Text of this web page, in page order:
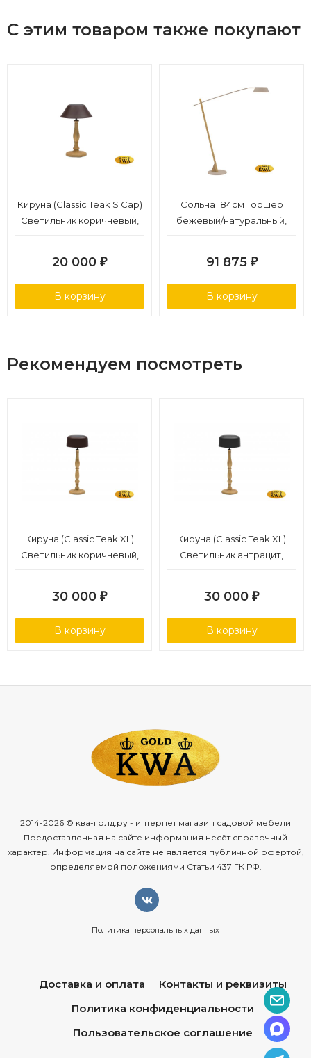
С этим товаром также покупают
Кируна (Classic Teak S Cap)
Светильник коричневый,
20 000 ₽
В корзину
Сольна 184см Торшер
бежевый/натуральный,
91 875 ₽
В корзину
Рекомендуем посмотреть
Кируна (Classic Teak XL)
Светильник коричневый,
30 000 ₽
В корзину
Кируна (Classic Teak XL)
Светильник антрацит,
30 000 ₽
В корзину
2014-2026 © ква-голд.ру - интернет магазин садовой мебели
Предоставленная на сайте информация несёт справочный
характер. Информация на сайте не является публичной офертой,
определяемой положениями Статьи 437 ГК РФ.
Политика персональных данных
Доставка и оплата
Контакты и реквизиты
Политика конфиденциальности
Пользовательское соглашение